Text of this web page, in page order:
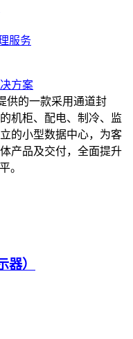
服务
方案
供的一款采用通道封
机柜、配电、制冷、监
的小型数据中心，为客
产品及交付，全面提升
。
器）